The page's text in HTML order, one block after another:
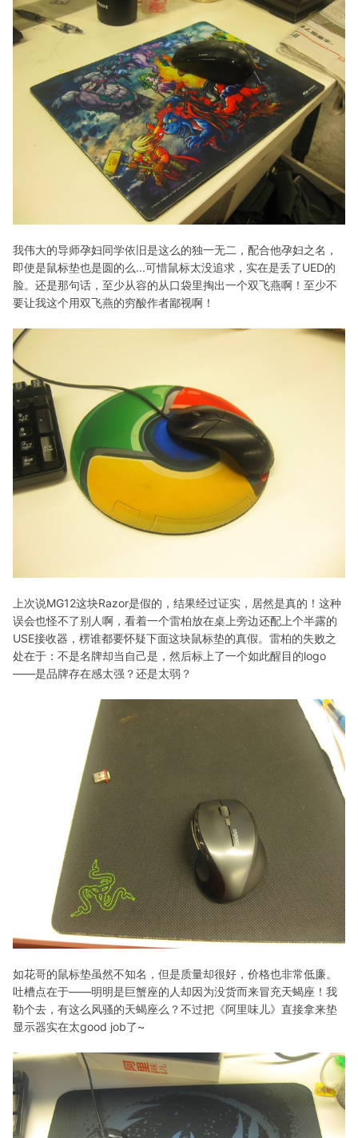
我伟大的导师孕妇同学依旧是这么的独一无二，配合他孕妇之名，
即使是鼠标垫也是圆的么...可惜鼠标太没追求，实在是丢了UED的
脸。还是那句话，至少从容的从口袋里掏出一个双飞燕啊！至少不
要让我这个用双飞燕的穷酸作者鄙视啊！
上次说MG12这块Razor是假的，结果经过证实，居然是真的！这种
误会也怪不了别人啊，看着一个雷柏放在桌上旁边还配上个半露的
USE接收器，楞谁都要怀疑下面这块鼠标垫的真假。雷柏的失败之
处在于：不是名牌却当自己是，然后标上了一个如此醒目的logo
——是品牌存在感太强？还是太弱？
如花哥的鼠标垫虽然不知名，但是质量却很好，价格也非常低廉。
吐槽点在于——明明是巨蟹座的人却因为没货而来冒充天蝎座！我
勒个去，有这么风骚的天蝎座么？不过把《阿里味儿》直接拿来垫
显示器实在太good job了~